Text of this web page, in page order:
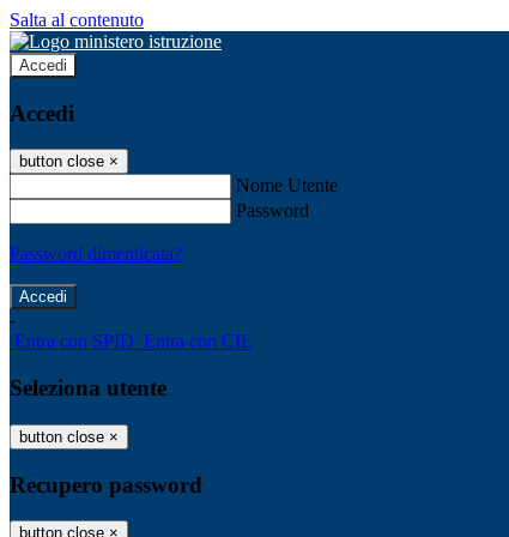
Salta al contenuto
Accedi
Accedi
button close ×
Nome Utente
Password
Password dimenticata?
-
Entra con SPID Entra con CIE
Seleziona utente
button close ×
Recupero password
button close ×